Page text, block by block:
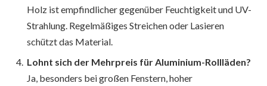
Holz ist empfindlicher gegenüber Feuchtigkeit und UV-
Strahlung. Regelmäßiges Streichen oder Lasieren
schützt das Material.
Lohnt sich der Mehrpreis für Aluminium-Rollläden?
Ja, besonders bei großen Fenstern, hoher